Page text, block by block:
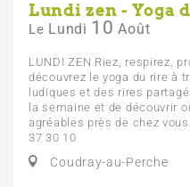
Lundi zen - Yoga
Le Lundi 10 Août
LUNDI ZEN Riez, respirez,
découvrez le yoga du rire à
ludiques et des rires
la semaine et de découvrir
agréables près de chez
37 30 10
Coudray-au-Perche